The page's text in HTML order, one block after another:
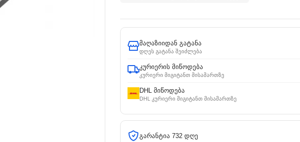
მაღაზიიდან გატანა
დღეს გატანა შეიძლება
კურიერის მიწოდება
კურიერი მიგიტანთ მისამართზე
DHL მიწოდება
DHL კურიერი მიგიტანთ მისამართზე
გარანტია 732 დღე